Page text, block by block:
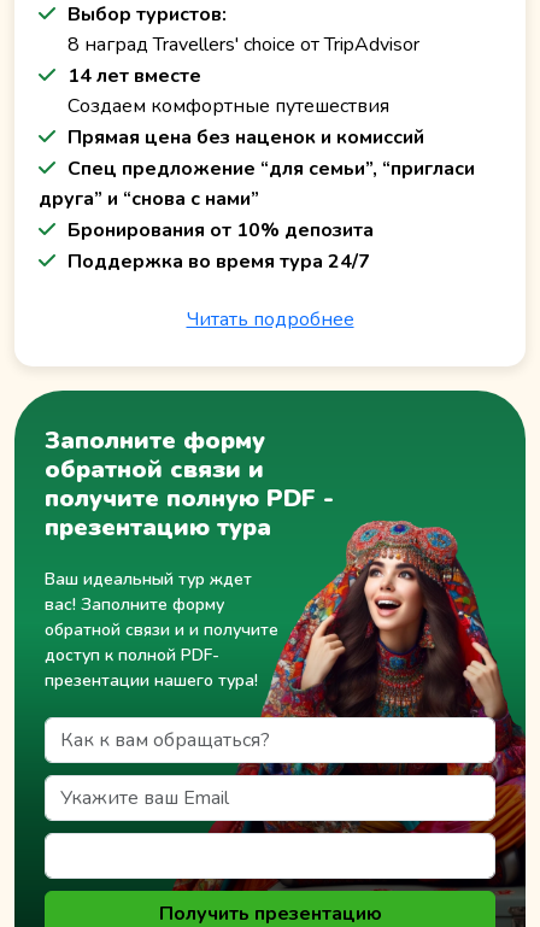
Выбор туристов:
8 наград Travellers' choice от TripAdvisor
14 лет вместе
Создаем комфортные путешествия
Прямая цена без наценок и комиссий
Спец предложение “для семьи”, “пригласи
друга” и “снова с нами”
Бронирования от 10% депозита
Поддержка во время тура 24/7
Читать подробнее
Заполните форму
обратной связи и
получите полную PDF -
презентацию тура
Ваш идеальный тур ждет
вас! Заполните форму
обратной связи и и получите
доступ к полной PDF-
презентации нашего тура!
Получить презентацию